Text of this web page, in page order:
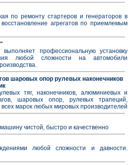
по ремонту стартеров и генераторов в
агрегатов по приемлемым
профессиональную установку
любой сложности на автомобили
шаровых опор рулевых наконечников
тяг, наконечников, алюминиевых и
шаровых опор, рулевых трапеций,
всех марок любых мировых производителей
чистой, быстро и качественно
любой сложности и давности.